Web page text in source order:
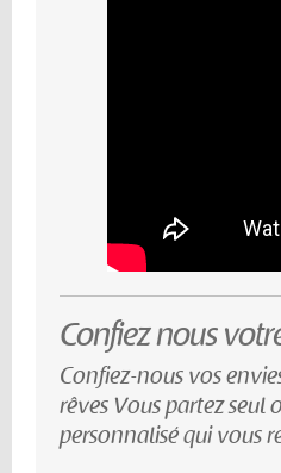
Confiez nous
Confiez-nous vos
rêves Vous partez seul
personnalisé qui vous